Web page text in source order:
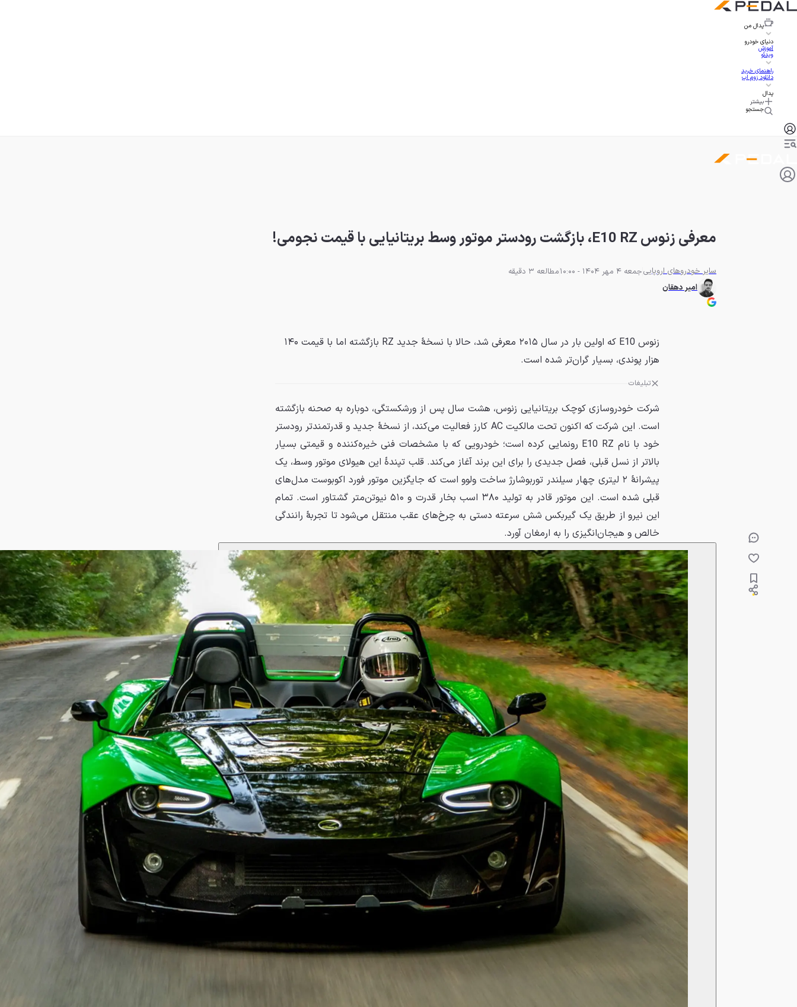
پدال من
دنیای خودرو
آموزش
ویدئو
راهنمای خرید
دانلود زوم اپ
پدال
بیشتر
جستجو
معرفی زنوس E10 RZ، بازگشت رودستر موتور وسط بریتانیایی با قیمت نجومی!
سایر خودروهای اروپاییجمعه 4 مهر 1404 - 10:00
مطالعه 3 دقیقه
امیر دهقان
زنوس E10 که اولین بار در سال ۲۰۱۵ معرفی شد، حالا با نسخهٔ جدید RZ بازگشته اما با قیمت ۱۴۰
هزار پوندی، بسیار گران‌تر شده است.
تبلیغات
شرکت خودروسازی کوچک بریتانیایی زنوس، هشت سال پس از ورشکستگی، دوباره به صحنه بازگشته
است. این شرکت که اکنون تحت مالکیت AC کارز فعالیت می‌کند، از نسخهٔ جدید و قدرتمندتر رودستر
خود با نام E10 RZ رونمایی کرده است؛ خودرویی که با مشخصات فنی خیره‌کننده و قیمتی بسیار
بالاتر از نسل قبلی، فصل جدیدی را برای این برند آغاز می‌کند. قلب تپندهٔ این هیولای موتور وسط، یک
پیشرانهٔ ۲ لیتری چهار سیلندر توربوشارژ ساخت ولوو است که جایگزین موتور فورد اکوبوست مدل‌های
قبلی شده است. این موتور قادر به تولید ۳۸۰ اسب بخار قدرت و ۵۱۰ نیوتن‌متر گشتاور است. تمام
این نیرو از طریق یک گیربکس شش سرعته دستی به چرخ‌های عقب منتقل می‌شود تا تجربهٔ رانندگی
خالص و هیجان‌انگیزی را به ارمغان آورد.